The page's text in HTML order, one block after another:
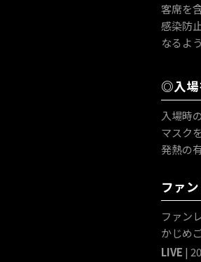
客席を
感染防
なるよ
◎入場
入場時
マスク
発熱の
ファ
ファン
かじめ
LIVE |